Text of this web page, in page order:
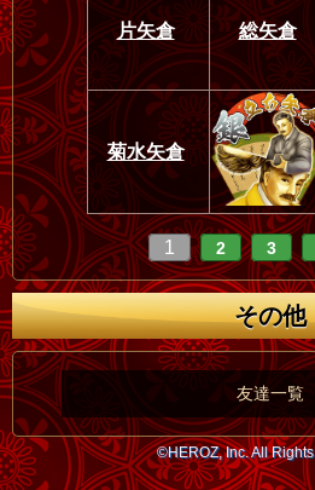
片矢倉 総矢倉
菊水矢倉
1 2 3
その他
友達一覧
©HEROZ, Inc. All